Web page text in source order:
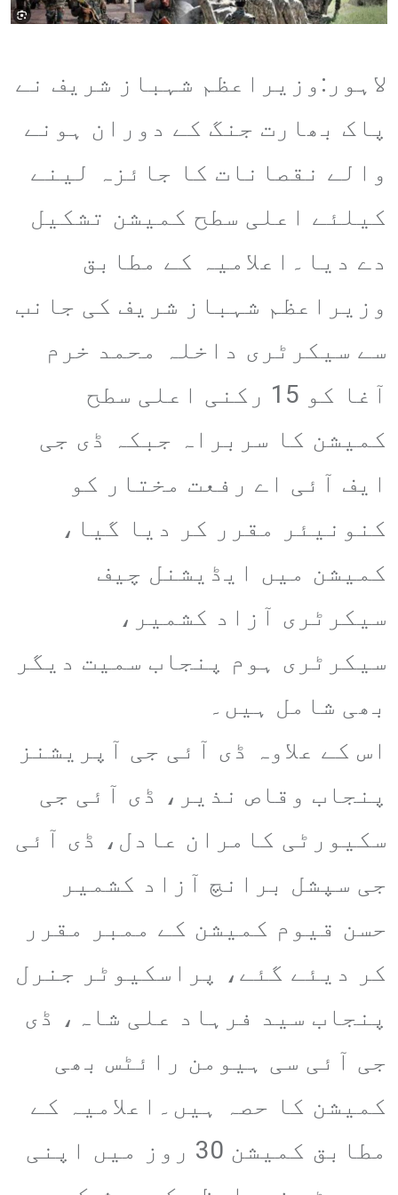
لاہور:وزیراعظم شہباز شریف نے
پاک بھارت جنگ کے دوران ہونے
والے نقصانات کا جائزہ لینے
کیلئے اعلی سطح کمیشن تشکیل
دے دیا۔اعلامیہ کے مطابق
وزیراعظم شہباز شریف کی جانب
سے سیکرٹری داخلہ محمد خرم
آغا کو 15 رکنی اعلی سطح
کمیشن کا سربراہ جبکہ ڈی جی
ایف آئی اے رفعت مختار کو
کنونیئر مقرر کر دیا گیا،
کمیشن میں ایڈیشنل چیف
سیکرٹری آزاد کشمیر،
سیکرٹری ہوم پنجاب سمیت دیگر
بھی شامل ہیں۔
اس کے علاوہ ڈی آئی جی آپریشنز
پنجاب وقاص نذیر، ڈی آئی جی
سکیورٹی کامران عادل، ڈی آئی
جی سپشل برانچ آزاد کشمیر
حسن قیوم کمیشن کے ممبر مقرر
کر دیئے گئے، پراسکیوٹر جنرل
پنجاب سید فرہاد علی شاہ، ڈی
جی آئی سی ہیومن رائٹس بھی
کمیشن کا حصہ ہیں۔اعلامیہ کے
مطابق کمیشن 30 روز میں اپنی